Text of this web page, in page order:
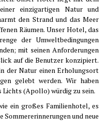
einzigartigen Natur und
den Strand und das Meer
Räumen. Unser Hotel, das
der Umweltbedingungen
mit seinen Anforderungen
auf die Benutzer konzipiert.
der Natur einen Erholungsort
gelebt werden. Wir haben
Lichts (Apollo) würdig zu sein.
ein großes Familienhotel, es
und neue